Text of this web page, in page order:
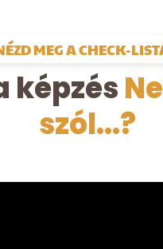
MEG A CHECK-
képzés
szól...?